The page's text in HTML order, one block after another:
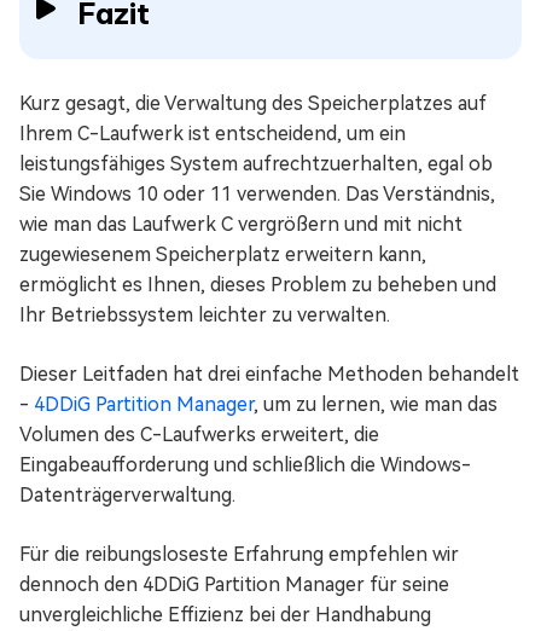
Fazit
Kurz gesagt, die Verwaltung des Speicherplatzes auf
Ihrem C-Laufwerk ist entscheidend, um ein
leistungsfähiges System aufrechtzuerhalten, egal ob
Sie Windows 10 oder 11 verwenden. Das Verständnis,
wie man das Laufwerk C vergrößern und mit nicht
zugewiesenem Speicherplatz erweitern kann,
ermöglicht es Ihnen, dieses Problem zu beheben und
Ihr Betriebssystem leichter zu verwalten.
Dieser Leitfaden hat drei einfache Methoden behandelt
- 4DDiG Partition Manager, um zu lernen, wie man das
Volumen des C-Laufwerks erweitert, die
Eingabeaufforderung und schließlich die Windows-
Datenträgerverwaltung.
Für die reibungsloseste Erfahrung empfehlen wir
dennoch den 4DDiG Partition Manager für seine
unvergleichliche Effizienz bei der Handhabung